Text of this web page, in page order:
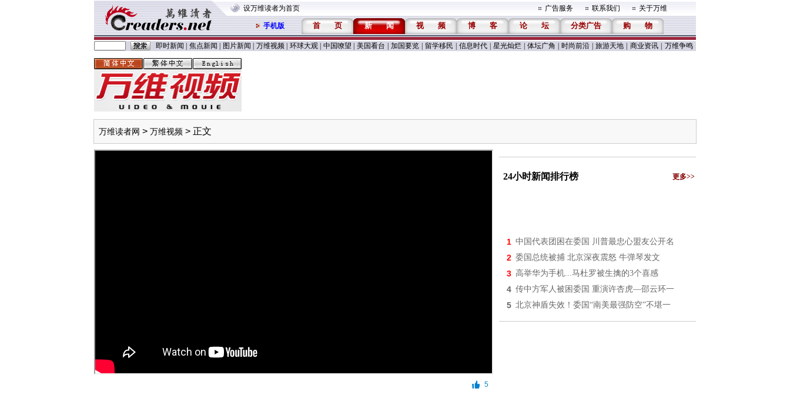
设万维读者为首页 广告服务 联系我们 关于万维
手机版 首 页 新 闻 视 频 博 客 论 坛 分类广告 购 物
即时新闻 焦点新闻 图片新闻 万维视频 环球大观 中国嘹望 美国看台 加国要览 留学移民 信息时代 星光灿烂 体坛广角 时尚前沿 旅游天地 商业资讯 万维争鸣
万维读者网 > 万维视频 > 正文
5
24小时新闻排行榜 更多>>
1 中国代表团困在委国 川普最忠心盟友公开名
2 委国总统被捕 北京深夜震怒 牛弹琴发文
3 高举华为手机...马杜罗被生擒的3个喜感
4 传中方军人被困委国 重演许杏虎—邵云环一
5 北京神盾失效！委国“南美最强防空”不堪一